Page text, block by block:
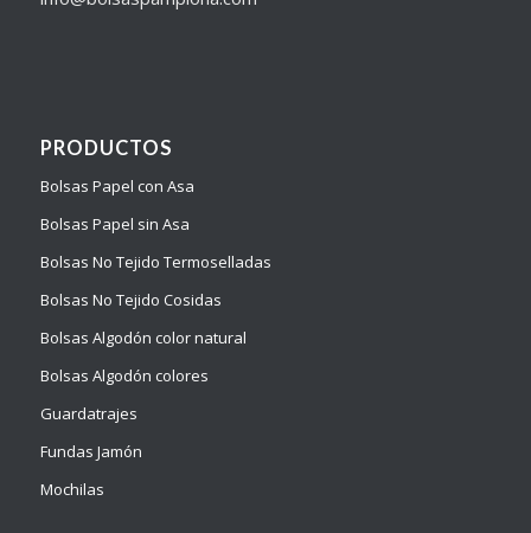
PRODUCTOS
Bolsas Papel con Asa
Bolsas Papel sin Asa
Bolsas No Tejido Termoselladas
Bolsas No Tejido Cosidas
Bolsas Algodón color natural
Bolsas Algodón colores
Guardatrajes
Fundas Jamón
Mochilas